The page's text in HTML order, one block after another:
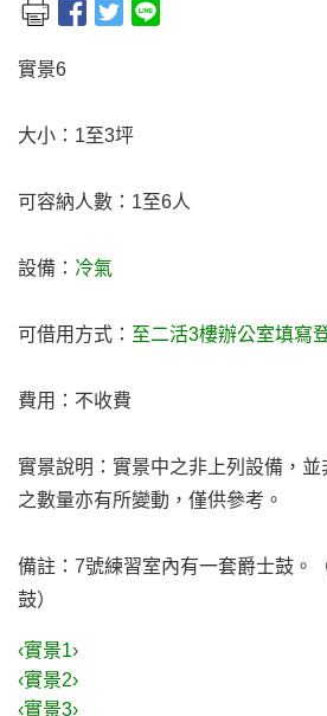
實景6
大小：1至3坪
可容納人數：1至6人
設備： 冷氣
可借用方式： 至二活3樓辦公室填寫
費用：不收費
實景說明：實景中之非上列設備，
之數量亦有所變動，僅供參考。
備註：7號練習室內有一套爵士鼓。
鼓）
‹實景1›
‹實景2›
‹實景3›